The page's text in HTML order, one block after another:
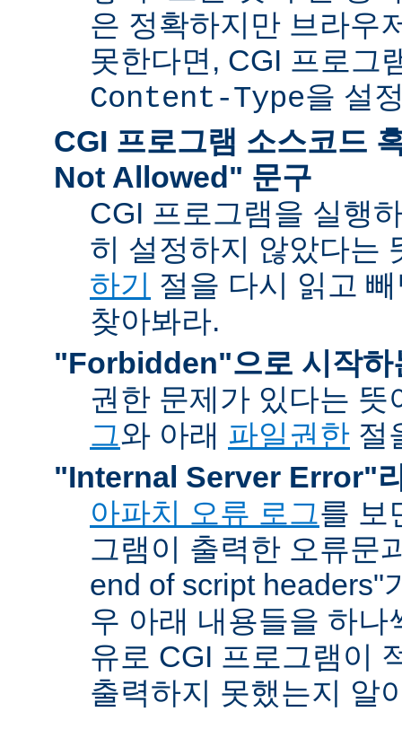
은 정확하지만 브라우
못한다면, CGI 프로그
Content-Type을 설
CGI 프로그램 소스코드
Not Allowed" 문구
CGI 프로그램을 실행
히 설정하지 않았다는
하기 절을 다시 읽고
찾아봐라.
"Forbidden"으로 시작하
권한 문제가 있다는
그와 아래 파일권한 절
"Internal Server Error"
아파치 오류 로그를 보
그램이 출력한 오류문
end of script headers"
우 아래 내용들을 하나
유로 CGI 프로그램이
출력하지 못했는지 알